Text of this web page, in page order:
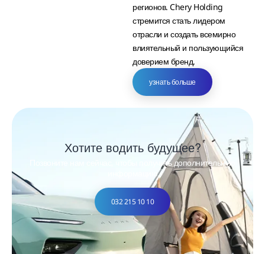
регионов. Chery Holding
стремится стать лидером
отрасли и создать всемирно
влиятельный и пользующийся
доверием бренд.
узнать больше
Хотите водить будущее?
Позвоните нам сейчас, чтобы получить дополнительную
информацию
032 215 10 10